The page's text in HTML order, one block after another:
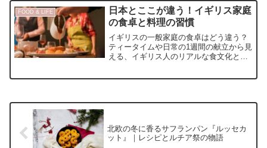
ッカヌヒーの由来や意味、ちんびんの作
り方や、似たお菓子のポーポーとの違い
なども徹底解説します。
FOOD & LIFE
日本とここが違う！イギリス家庭
の食卓と料理の習慣
イギリスの一般家庭の食卓はどう違う？
ティータイムや日常の1週間の献立から見
える、イギリス人のリアルな食文化と食
北欧の冬に香るサフランパン『ルッセカ
ット』｜レシピとルチア祭の物語